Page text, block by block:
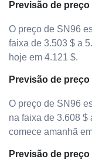
Previsão de
O preço de SN96
faixa de 3.503 $ a
hoje em 4.121 $.
Previsão de
O preço de SN96
na faixa de 3.608 $
comece amanhã
Previsão de